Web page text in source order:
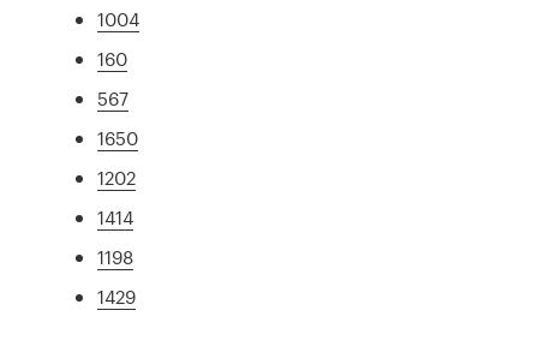
1004
160
567
1650
1202
1414
1198
1429